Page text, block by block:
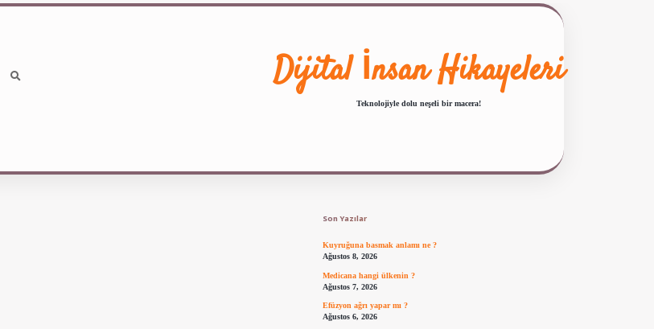
Dijital İnsan Hikayeleri
Teknolojiyle dolu neşeli bir macera!
Son Yazılar
Kuyruğuna basmak anlamı ne ?
Ağustos 8, 2026
Medicana hangi ülkenin ?
Ağustos 7, 2026
Efüzyon ağrı yapar mı ?
Ağustos 6, 2026